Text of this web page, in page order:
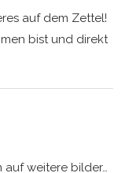
auf dem Zettel!
bist und direkt
auf weitere bilder…